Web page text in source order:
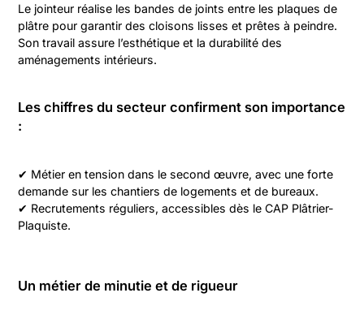
Le jointeur réalise les bandes de joints entre les plaques de
plâtre pour garantir des cloisons lisses et prêtes à peindre.
Son travail assure l’esthétique et la durabilité des
aménagements intérieurs.
Les chiffres du secteur confirment son importance
:
✔ Métier en tension dans le second œuvre, avec une forte
demande sur les chantiers de logements et de bureaux.
✔ Recrutements réguliers, accessibles dès le CAP Plâtrier-
Plaquiste.
Un métier de minutie et de rigueur